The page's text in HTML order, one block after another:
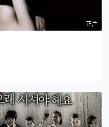
正片